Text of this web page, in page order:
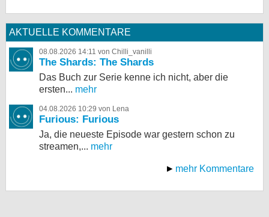
AKTUELLE KOMMENTARE
08.08.2026 14:11 von Chilli_vanilli
The Shards: The Shards
Das Buch zur Serie kenne ich nicht, aber die
ersten... mehr
04.08.2026 10:29 von Lena
Furious: Furious
Ja, die neueste Episode war gestern schon zu
streamen,... mehr
mehr Kommentare